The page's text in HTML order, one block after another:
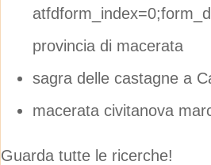
provincia di macerata
sagra delle castagne a
macerata civitanova
Guarda tutte le ricerche!